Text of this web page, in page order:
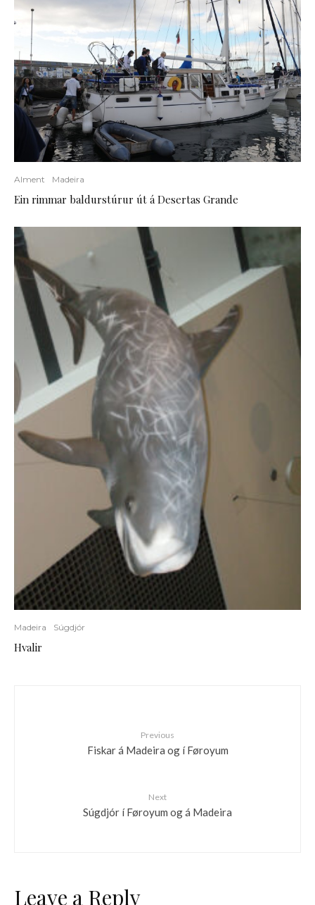
Alment Madeira
Ein rimmar baldurstúrur út á Desertas Grande
Madeira Súgdjór
Hvalir
Previous
Fiskar á Madeira og í Føroyum
Next
Súgdjór í Føroyum og á Madeira
Leave a Reply